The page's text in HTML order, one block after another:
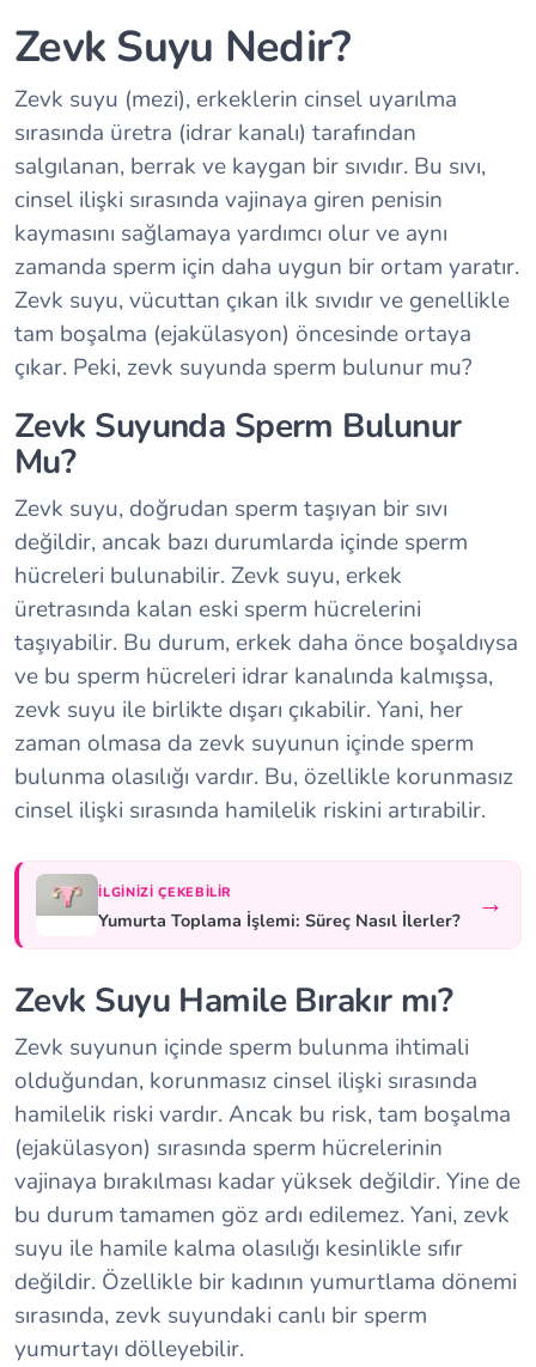
Zevk Suyu Nedir?
Zevk suyu (mezi), erkeklerin cinsel uyarılma
sırasında üretra (idrar kanalı) tarafından
salgılanan, berrak ve kaygan bir sıvıdır. Bu sıvı,
cinsel ilişki sırasında vajinaya giren penisin
kaymasını sağlamaya yardımcı olur ve aynı
zamanda sperm için daha uygun bir ortam yaratır.
Zevk suyu, vücuttan çıkan ilk sıvıdır ve genellikle
tam boşalma (ejakülasyon) öncesinde ortaya
çıkar. Peki, zevk suyunda sperm bulunur mu?
Zevk Suyunda Sperm Bulunur
Mu?
Zevk suyu, doğrudan sperm taşıyan bir sıvı
değildir, ancak bazı durumlarda içinde sperm
hücreleri bulunabilir. Zevk suyu, erkek
üretrasında kalan eski sperm hücrelerini
taşıyabilir. Bu durum, erkek daha önce boşaldıysa
ve bu sperm hücreleri idrar kanalında kalmışsa,
zevk suyu ile birlikte dışarı çıkabilir. Yani, her
zaman olmasa da zevk suyunun içinde sperm
bulunma olasılığı vardır. Bu, özellikle korunmasız
cinsel ilişki sırasında hamilelik riskini artırabilir.
İLGINIZI ÇEKEBILIR
Yumurta Toplama İşlemi: Süreç Nasıl İlerler? →
Zevk Suyu Hamile Bırakır mı?
Zevk suyunun içinde sperm bulunma ihtimali
olduğundan, korunmasız cinsel ilişki sırasında
hamilelik riski vardır. Ancak bu risk, tam boşalma
(ejakülasyon) sırasında sperm hücrelerinin
vajinaya bırakılması kadar yüksek değildir. Yine de
bu durum tamamen göz ardı edilemez. Yani, zevk
suyu ile hamile kalma olasılığı kesinlikle sıfır
değildir. Özellikle bir kadının yumurtlama dönemi
sırasında, zevk suyundaki canlı bir sperm
yumurtayı dölleyebilir.